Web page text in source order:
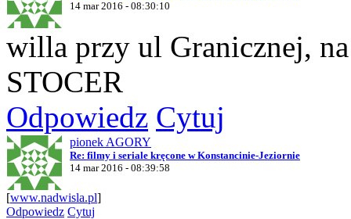
14 mar 2016 - 08:30:10
willa przy ul Granicznej,
STOCER
Odpowiedz Cytuj
pionek AGORY
Re: filmy i seriale kręcone w Konstancinie-Jeziornie
14 mar 2016 - 08:39:58
[www.nadwisla.pl]
Odpowiedz Cytuj